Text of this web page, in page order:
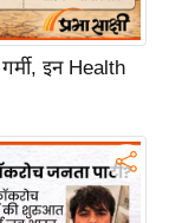
इन Health